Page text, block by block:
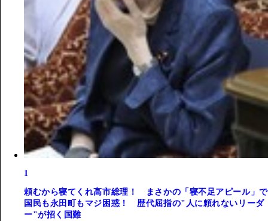
1
頼むから寝てくれ高市総理！ まさかの「寝不足アピール」で
国民も永田町もマジ困惑！ 歴代屈指の"人に頼れないリーダ
ー"が招く国難